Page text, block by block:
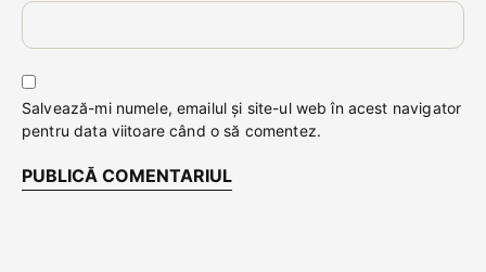
Salvează-mi numele, emailul și site-ul web în acest navigator
pentru data viitoare când o să comentez.